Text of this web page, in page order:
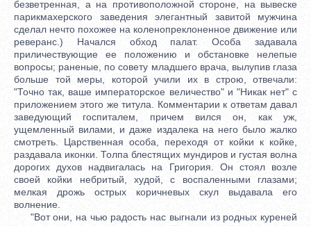
безветренная, а на противоположной стороне, на вывеске
парикмахерского заведения элегантный завитой мужчина
сделал нечто похожее на коленопреклоненное движение или
реверанс.) Начался обход палат. Особа задавала
приличествующие ее положению и обстановке нелепые
вопросы; раненые, по совету младшего врача, вылупив глаза
больше той меры, которой учили их в строю, отвечали:
"Точно так, ваше императорское величество" и "Никак нет" с
приложением этого же титула. Комментарии к ответам давал
заведующий госпиталем, причем вился он, как уж,
ущемленный вилами, и даже издалека на него было жалко
смотреть. Царственная особа, переходя от койки к койке,
раздавала иконки. Толпа блестящих мундиров и густая волна
дорогих духов надвигалась на Григория. Он стоял возле
своей койки небритый, худой, с воспаленными глазами;
мелкая дрожь острых коричневых скул выдавала его
волнение.
"Вот они, на чью радость нас выгнали из родных куреней